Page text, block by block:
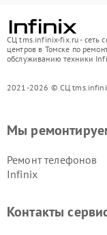
СЦ tms.infinix-fix.ru - сеть
центров в Томске по
обслуживанию техники
2021-2026 © СЦ
Мы
Ремонт телефонов
Infinix
Контакты